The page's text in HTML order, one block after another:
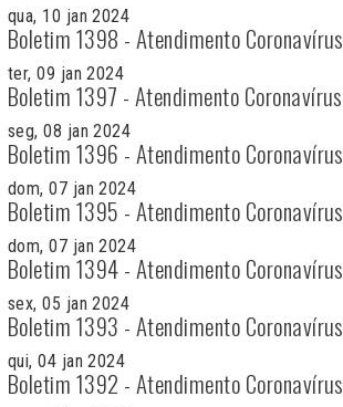
qua, 10 jan 2024
Boletim 1398 - Atendimento Coronavírus
ter, 09 jan 2024
Boletim 1397 - Atendimento Coronavírus
seg, 08 jan 2024
Boletim 1396 - Atendimento Coronavírus
dom, 07 jan 2024
Boletim 1395 - Atendimento Coronavírus
dom, 07 jan 2024
Boletim 1394 - Atendimento Coronavírus
sex, 05 jan 2024
Boletim 1393 - Atendimento Coronavírus
qui, 04 jan 2024
Boletim 1392 - Atendimento Coronavírus